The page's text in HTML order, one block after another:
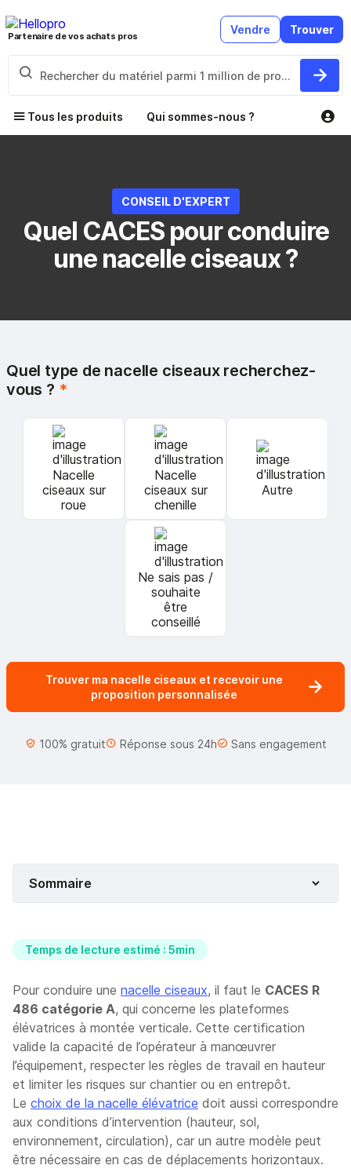
Partenaire de vos achats pros Vendre Trouver
Tous les produits Qui sommes-nous ?
CONSEIL D'EXPERT
Quel CACES pour conduire
une nacelle ciseaux ?
Quel type de nacelle ciseaux recherchez-
vous ? *
Nacelle
ciseaux sur
roue
Nacelle
ciseaux sur
chenille
Autre
Ne sais pas /
souhaite
être
conseillé
Trouver ma nacelle ciseaux et recevoir une
proposition personnalisée
100% gratuit Réponse sous 24h Sans engagement
Sommaire
Temps de lecture estimé : 5min
Pour conduire une nacelle ciseaux, il faut le CACES R
486 catégorie A, qui concerne les plateformes
élévatrices à montée verticale. Cette certification
valide la capacité de l’opérateur à manœuvrer
l’équipement, respecter les règles de travail en hauteur
et limiter les risques sur chantier ou en entrepôt.
Le choix de la nacelle élévatrice doit aussi correspondre
aux conditions d’intervention (hauteur, sol,
environnement, circulation), car un autre modèle peut
être nécessaire en cas de déplacements horizontaux.